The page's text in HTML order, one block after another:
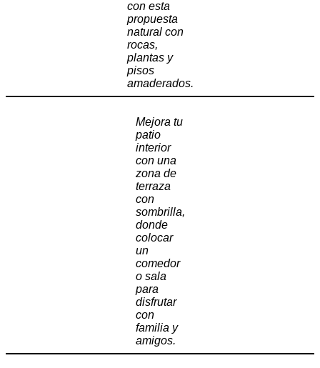
con esta
propuesta
natural con
rocas,
plantas y
pisos
amaderados.
Mejora tu
patio
interior
con una
zona de
terraza
con
sombrilla,
donde
colocar
un
comedor
o sala
para
disfrutar
con
familia y
amigos.